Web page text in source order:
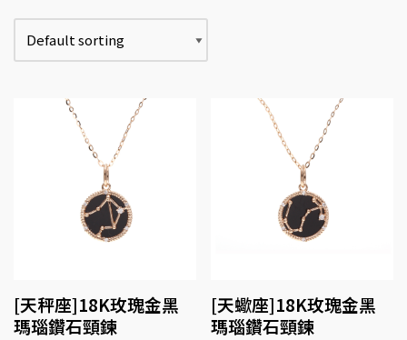
[天秤座]18K玫瑰金黑
瑪瑙鑽石頸鍊
[天蠍座]18K玫瑰金黑
瑪瑙鑽石頸鍊